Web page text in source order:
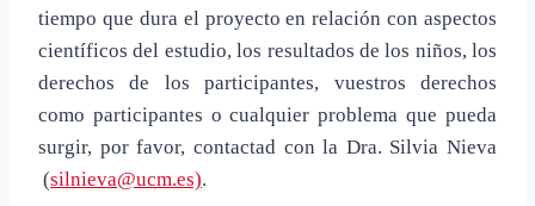
tiempo que dura el proyecto en relación con aspectos
científicos del estudio, los resultados de los niños, los
derechos de los participantes, vuestros derechos
como participantes o cualquier problema que pueda
surgir, por favor, contactad con la Dra. Silvia Nieva
(silnieva@ucm.es).